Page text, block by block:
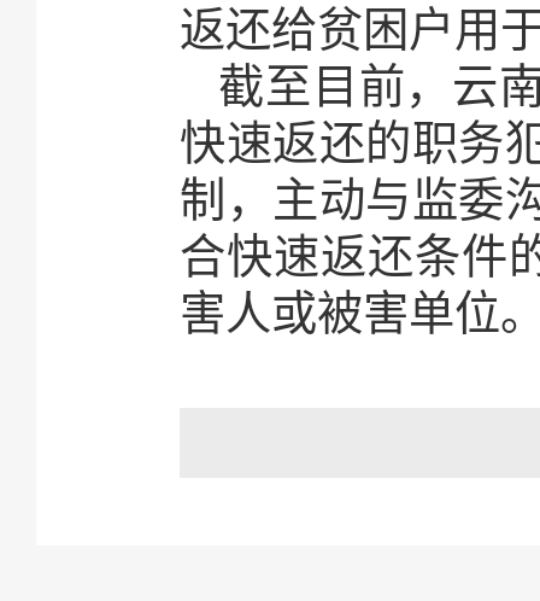
返还给贫困户用
截至目前，云
快速返还的职务
制，主动与监委
合快速返还条件
害人或被害单位